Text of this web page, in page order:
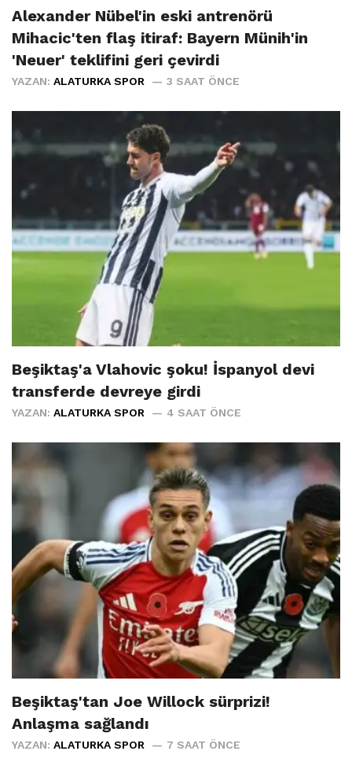
Alexander Nübel'in eski antrenörü
Mihacic'ten flaş itiraf: Bayern Münih'in
'Neuer' teklifini geri çevirdi
YAZAN: ALATURKA SPOR 3 SAAT ÖNCE
Beşiktaş'a Vlahovic şoku! İspanyol devi
transferde devreye girdi
YAZAN: ALATURKA SPOR 4 SAAT ÖNCE
Beşiktaş'tan Joe Willock sürprizi!
Anlaşma sağlandı
YAZAN: ALATURKA SPOR 7 SAAT ÖNCE